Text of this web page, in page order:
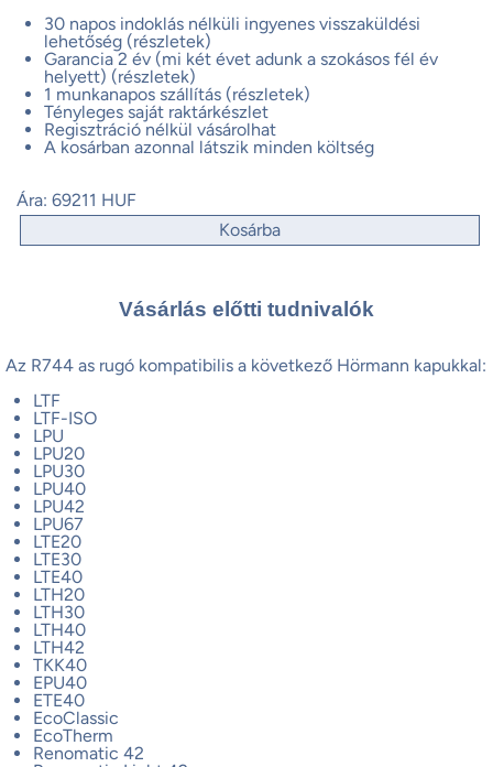
30 napos indoklás nélküli ingyenes visszaküldési
lehetőség (részletek)
Garancia 2 év (mi két évet adunk a szokásos fél év
helyett) (részletek)
1 munkanapos szállítás (részletek)
Tényleges saját raktárkészlet
Regisztráció nélkül vásárolhat
A kosárban azonnal látszik minden költség
Ára: 69211 HUF
Kosárba
Vásárlás előtti tudnivalók
Az R744 as rugó kompatibilis a következő Hörmann kapukkal:
LTF
LTF-ISO
LPU
LPU20
LPU30
LPU40
LPU42
LPU67
LTE20
LTE30
LTE40
LTH20
LTH30
LTH40
LTH42
TKK40
EPU40
ETE40
EcoClassic
EcoTherm
Renomatic 42